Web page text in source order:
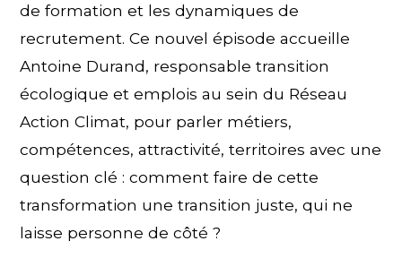
de formation et les dynamiques de
recrutement. Ce nouvel épisode accueille
Antoine Durand, responsable transition
écologique et emplois au sein du Réseau
Action Climat, pour parler métiers,
compétences, attractivité, territoires avec une
question clé : comment faire de cette
transformation une transition juste, qui ne
laisse personne de côté ?